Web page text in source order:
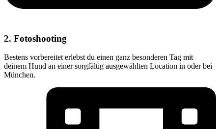
2. Fotoshooting
Bestens vorbereitet erlebst du einen ganz besonderen Tag mit
deinem Hund an einer sorgfältig ausgewählten Location in oder bei
München.